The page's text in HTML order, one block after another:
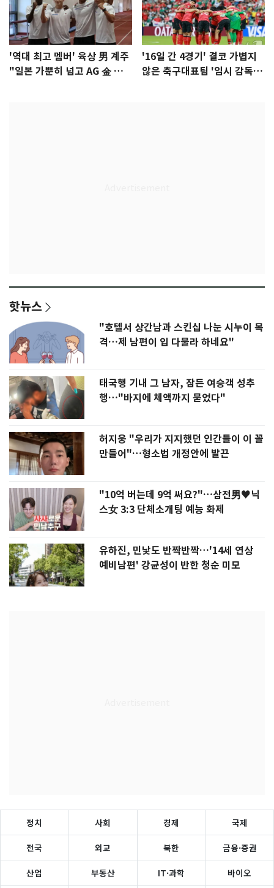
'역대 최고 멤버' 육상 男 계주
"일본 가뿐히 넘고 AG 金 따겠
'16일 간 4경기' 결코 가볍지
않은 축구대표팀 '임시 감독'
핫뉴스
"호텔서 상간남과 스킨십 나눈 시누이 목
격…제 남편이 입 다물라 하네요"
태국행 기내 그 남자, 잠든 여승객 성추
행…"바지에 체액까지 묻었다"
허지웅 "우리가 지지했던 인간들이 이 꼴
만들어"…형소법 개정안에 발끈
"10억 버는데 9억 써요?"…삼전男♥닉
스女 3:3 단체소개팅 예능 화제
유하진, 민낯도 반짝반짝…'14세 연상
예비남편' 강균성이 반한 청순 미모
정치 사회 경제 국제
전국 외교 북한 금융·증권
산업 부동산 IT·과학 바이오